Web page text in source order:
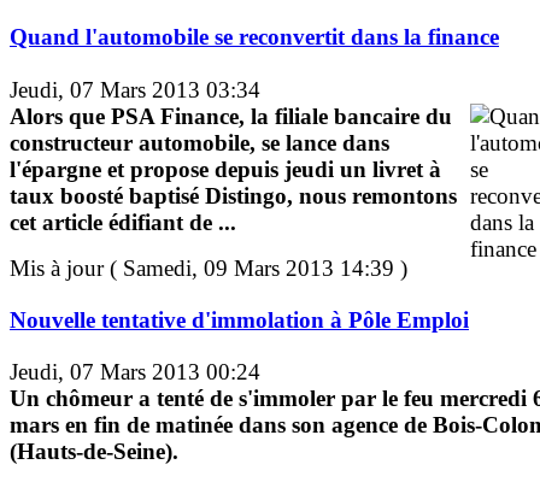
Quand l'automobile se reconvertit dans la finance
Jeudi, 07 Mars 2013 03:34
Alors que PSA Finance, la filiale bancaire du
constructeur automobile, se lance dans
l'épargne et propose depuis jeudi un livret à
taux boosté baptisé Distingo, nous remontons
cet article édifiant de ...
Mis à jour ( Samedi, 09 Mars 2013 14:39 )
Nouvelle tentative d'immolation à Pôle Emploi
Jeudi, 07 Mars 2013 00:24
Un chômeur a tenté de s'immoler par le feu mercredi
mars en fin de matinée dans son agence de Bois-
(Hauts-de-Seine).